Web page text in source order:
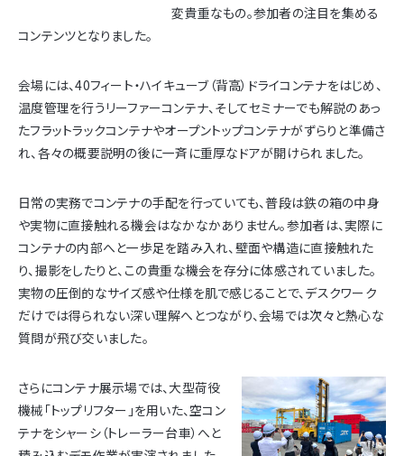
変貴重なもの。参加者の注目を集める
コンテンツとなりました。
会場には、40フィート・ハイキューブ（背高）ドライコンテナをはじめ、
温度管理を行うリーファーコンテナ、そしてセミナーでも解説のあっ
たフラットラックコンテナやオープントップコンテナがずらりと準備さ
れ、各々の概要説明の後に一斉に重厚なドアが開けられました。
日常の実務でコンテナの手配を行っていても、普段は鉄の箱の中身
や実物に直接触れる機会はなかなかありません。参加者は、実際に
コンテナの内部へと一歩足を踏み入れ、壁面や構造に直接触れた
り、撮影をしたりと、この貴重な機会を存分に体感されていました。
実物の圧倒的なサイズ感や仕様を肌で感じることで、デスクワーク
だけでは得られない深い理解へとつながり、会場では次々と熱心な
質問が飛び交いました。
さらにコンテナ展示場では、大型荷役
機械「トップリフター」を用いた、空コン
テナをシャーシ（トレーラー台車）へと